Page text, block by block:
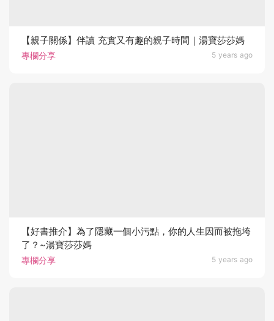
專欄分享 5 years ago
【親子關係】伴讀 充實又有趣的親子時間｜湯寶莎莎媽
專欄分享 5 years ago
【好書推介】為了隱藏一個小污點，你的人生因而被拖垮
了？~湯寶莎莎媽